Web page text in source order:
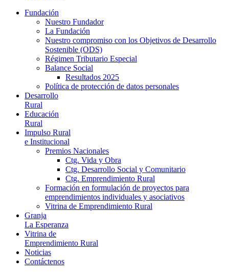
Fundación
Nuestro Fundador
La Fundación
Nuestro compromiso con los Objetivos de Desarrollo
Sostenible (ODS)
Régimen Tributario Especial
Balance Social
Resultados 2025
Política de protección de datos personales
Desarrollo
Rural
Educación
Rural
Impulso Rural
e Institucional
Premios Nacionales
Ctg. Vida y Obra
Ctg. Desarrollo Social y Comunitario
Ctg. Emprendimiento Rural
Formación en formulación de proyectos para
emprendimientos individuales y asociativos
Vitrina de Emprendimiento Rural
Granja
La Esperanza
Vitrina de
Emprendimiento Rural
Noticias
Contáctenos